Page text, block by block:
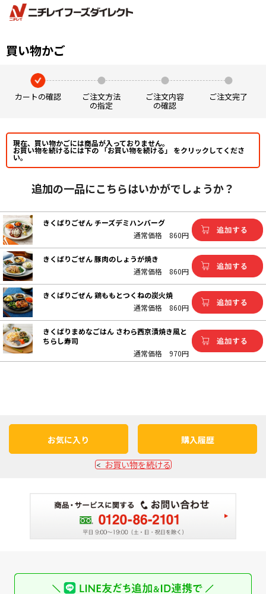
買い物かご
カートの確認 ご注文方法
の指定
ご注文内容
の確認
ご注文完了
現在、買い物かごには商品が入っておりません。
お買い物を続けるには下の 「お買い物を続ける」 をクリックしてくださ
い。
追加の一品にこちらはいかがでしょうか？
きくばりごぜん チーズデミハンバーグ
通常価格 860円
きくばりごぜん 豚肉のしょうが焼き
通常価格 860円
きくばりごぜん 鶏ももとつくねの炭火焼
通常価格 860円
きくばりまめなごはん さわら西京漬焼き風と
ちらし寿司
通常価格 970円
お気に入り 購入履歴